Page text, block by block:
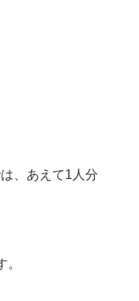
、あえて1人分